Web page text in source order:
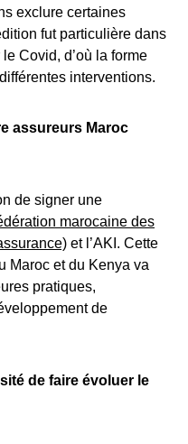
exclure certaines
fut particulière dans
Covid, d’où la forme
interventions.
assureurs Maroc
de signer une
marocaine des
et l’AKI. Cette
Maroc et du Kenya va
pratiques,
de
de faire évoluer le